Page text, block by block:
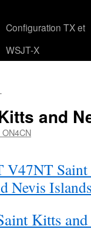
Configuration TX et
WSJT-X
and
Kitts and